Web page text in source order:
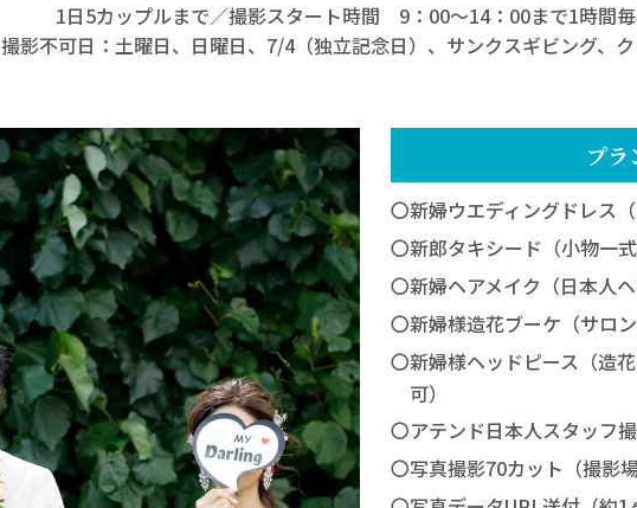
1日5カップルまで／撮影スタート時間 9：00～14：00まで1時間
撮影不可日：土曜日、日曜日、7/4（独立記念日）、サンクスギビング、
プラ
〇新婦ウエディングドレス（
〇新郎タキシード（小物一式
〇新婦ヘアメイク（日本人ヘ
〇新婦様造花ブーケ（サロ
〇新婦様ヘッドピース（造
可）
〇アテンド日本人スタッフ
〇写真撮影70カット（撮影